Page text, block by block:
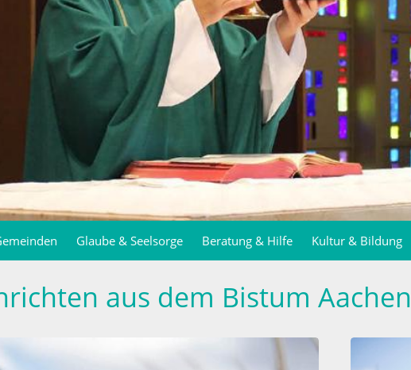
Glaube & Seelsorge Beratung & Hilfe Kultur & Bildung
aus dem Bistum Aachen